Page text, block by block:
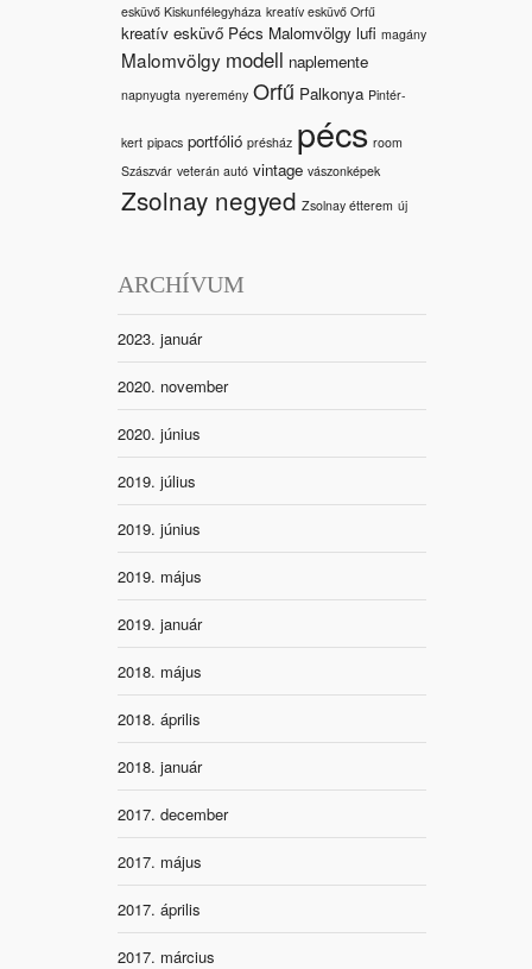
esküvő Kiskunfélegyháza kreatív esküvő Orfű
kreatív esküvő Pécs Malomvölgy lufi magány
Malomvölgy modell naplemente
napnyugta nyeremény Orfű Palkonya Pintér-
kert pipacs portfólió présház pécs room
Szászvár veterán autó vintage vászonképek
Zsolnay negyed Zsolnay étterem új
ARCHÍVUM
2023. január
2020. november
2020. június
2019. július
2019. június
2019. május
2019. január
2018. május
2018. április
2018. január
2017. december
2017. május
2017. április
2017. március